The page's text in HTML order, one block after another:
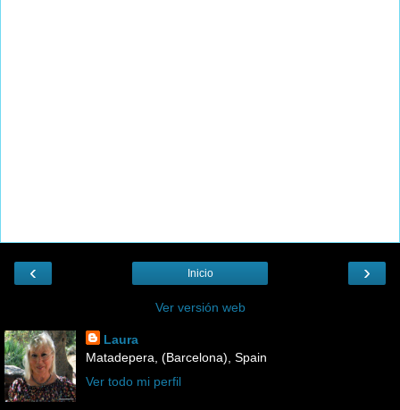
‹ ›
Inicio
Ver versión web
Laura
Matadepera, (Barcelona), Spain
Ver todo mi perfil